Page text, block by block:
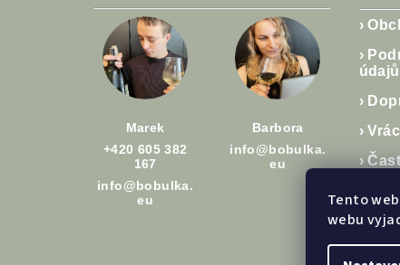
Tento
webu
Marek
+420 605 382
167
info@bobulka.
eu
Barbora
info@bobulka.
eu
›
›
údajů
›
›
›
›